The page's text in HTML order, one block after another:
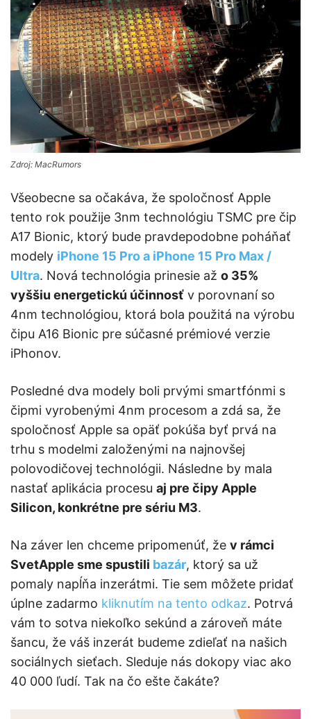
Zdroj: MacRumors
Všeobecne sa očakáva, že spoločnosť Apple
tento rok použije 3nm technológiu TSMC pre čip
A17 Bionic, ktorý bude pravdepodobne poháňať
modely iPhone 15 Pro a iPhone 15 Pro Max /
Ultra. Nová technológia prinesie až o 35%
vyššiu energetickú účinnosť v porovnaní so
4nm technológiou, ktorá bola použitá na výrobu
čipu A16 Bionic pre súčasné prémiové verzie
iPhonov.
Posledné dva modely boli prvými smartfónmi s
čipmi vyrobenými 4nm procesom a zdá sa, že
spoločnosť Apple sa opäť pokúša byť prvá na
trhu s modelmi založenými na najnovšej
polovodičovej technológii. Následne by mala
nastať aplikácia procesu aj pre čipy Apple
Silicon, konkrétne pre sériu M3.
Na záver len chceme pripomenúť, že v rámci
SvetApple sme spustili bazár, ktorý sa už
pomaly napĺňa inzerátmi. Tie sem môžete pridať
úplne zadarmo kliknutím na tento odkaz. Potrvá
vám to sotva niekoľko sekúnd a zároveň máte
šancu, že váš inzerát budeme zdieľať na našich
sociálnych sieťach. Sleduje nás dokopy viac ako
40 000 ľudí. Tak na čo ešte čakáte?